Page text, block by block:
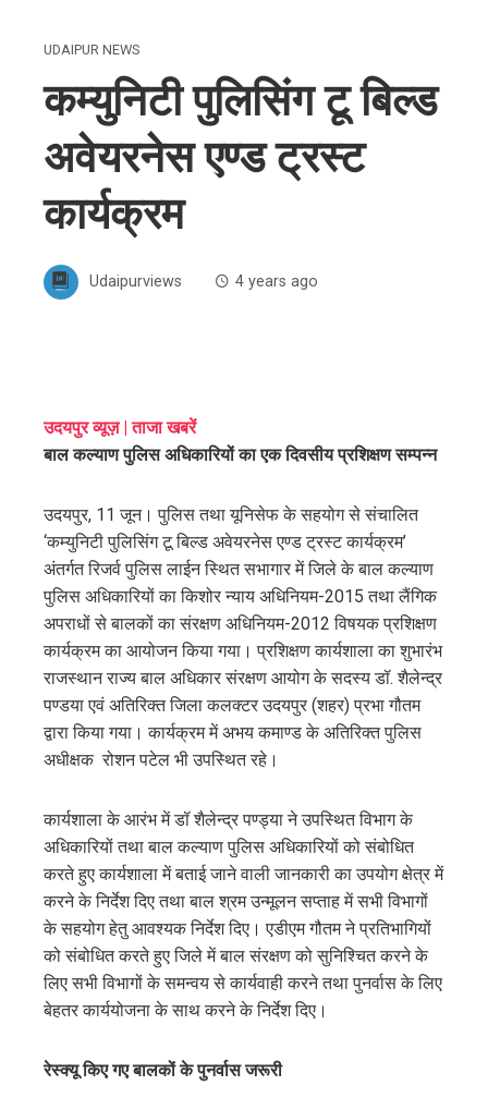
UDAIPUR NEWS
कम्युनिटी पुलिसिंग टू बिल्ड
अवेयरनेस एण्ड ट्रस्ट
कार्यक्रम
Udaipurviews 4 years ago
उदयपुर व्यूज़ | ताजा खबरें
बाल कल्याण पुलिस अधिकारियों का एक दिवसीय प्रशिक्षण सम्पन्न
उदयपुर, 11 जून। पुलिस तथा यूनिसेफ के सहयोग से संचालित
‘कम्युनिटी पुलिसिंग टू बिल्ड अवेयरनेस एण्ड ट्रस्ट कार्यक्रम’
अंतर्गत रिजर्व पुलिस लाईन स्थित सभागार में जिले के बाल कल्याण
पुलिस अधिकारियों का किशोर न्याय अधिनियम-2015 तथा लैंगिक
अपराधों से बालकों का संरक्षण अधिनियम-2012 विषयक प्रशिक्षण
कार्यक्रम का आयोजन किया गया। प्रशिक्षण कार्यशाला का शुभारंभ
राजस्थान राज्य बाल अधिकार संरक्षण आयोग के सदस्य डॉ. शैलेन्द्र
पण्डया एवं अतिरिक्त जिला कलक्टर उदयपुर (शहर) प्रभा गौतम
द्वारा किया गया। कार्यक्रम में अभय कमाण्ड के अतिरिक्त पुलिस
अधीक्षक रोशन पटेल भी उपस्थित रहे।
कार्यशाला के आरंभ में डॉ शैलेन्द्र पण्ड्या ने उपस्थित विभाग के
अधिकारियों तथा बाल कल्याण पुलिस अधिकारियों को संबोधित
करते हुए कार्यशाला में बताई जाने वाली जानकारी का उपयोग क्षेत्र में
करने के निर्देश दिए तथा बाल श्रम उन्मूलन सप्ताह में सभी विभागों
के सहयोग हेतु आवश्यक निर्देश दिए। एडीएम गौतम ने प्रतिभागियों
को संबोधित करते हुए जिले में बाल संरक्षण को सुनिश्चित करने के
लिए सभी विभागों के समन्वय से कार्यवाही करने तथा पुनर्वास के लिए
बेहतर कार्ययोजना के साथ करने के निर्देश दिए।
रेस्क्यू किए गए बालकों के पुनर्वास जरूरी